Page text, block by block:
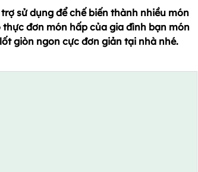
sử dụng để chế biến thành nhiều món
đơn món hấp của gia đình bạn món
giòn ngon cực đơn giản tại nhà nhé.